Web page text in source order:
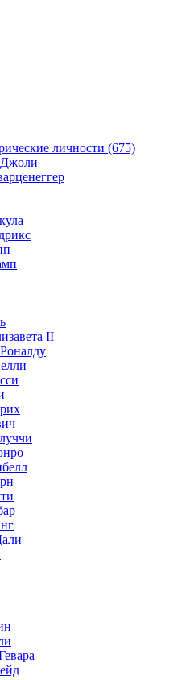
личности (675)
II